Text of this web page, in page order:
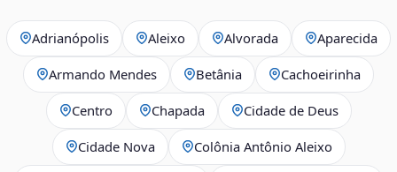
Adrianópolis Aleixo Alvorada Aparecida
Armando Mendes Betânia Cachoeirinha
Centro Chapada Cidade de Deus
Cidade Nova Colônia Antônio Aleixo